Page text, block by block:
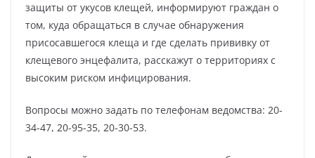
защиты от укусов клещей, информируют граждан о
том, куда обращаться в случае обнаружения
присосавшегося клеща и где сделать прививку от
клещевого энцефалита, расскажут о территориях с
высоким риском инфицирования.
Вопросы можно задать по телефонам ведомства: 20-
34-47, 20-95-35, 20-30-53.